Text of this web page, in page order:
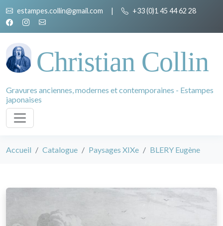
estampes.collin@gmail.com | +33 (0)1 45 44 62 28
Christian Collin
Gravures anciennes, modernes et contemporaines - Estampes
japonaises
Accueil Catalogue Paysages XIXe BLERY Eugène